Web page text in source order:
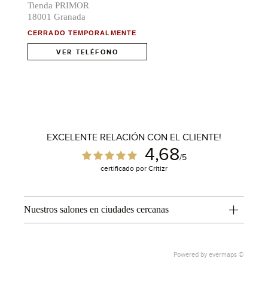
Tienda PRIMOR
18001 Granada
CERRADO TEMPORALMENTE
VER TELÉFONO
EXCELENTE RELACIÓN CON EL CLIENTE!
4,68/5
certificado por Critizr
Nuestros salones en ciudades cercanas
Powered by evermaps ©